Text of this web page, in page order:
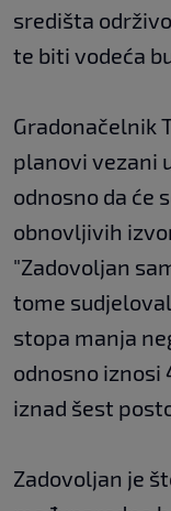
središta
te biti vodeća
Gradonačelnik
planovi vezani
odnosno da će
obnovljivih
"Zadovoljan
tome
stopa manja
odnosno iznosi
iznad šest
Zadovoljan je